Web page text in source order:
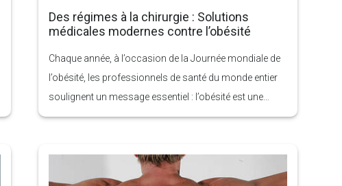
Des régimes à la chirurgie : Solutions
médicales modernes contre l’obésité
Chaque année, à l’occasion de la Journée mondiale de
l’obésité, les professionnels de santé du monde entier
soulignent un message essentiel : l’obésité est une
maladie chronique, et non un échec personnel. En 2026,
régimes restrictifs et des solutions temporaires. Les
patients ont désormais accès à des thérapies